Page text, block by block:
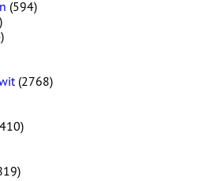
(594)
(2768)